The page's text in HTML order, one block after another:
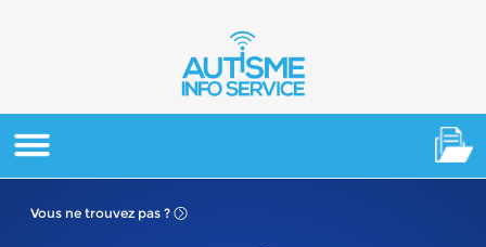
Vous ne trouvez pas ?